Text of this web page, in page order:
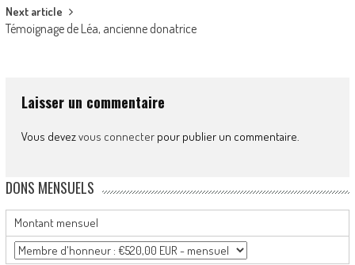
Next article
Témoignage de Léa, ancienne donatrice
Laisser un commentaire
Vous devezvous connecterpour publier un commentaire.
DONS MENSUELS
Montant mensuel